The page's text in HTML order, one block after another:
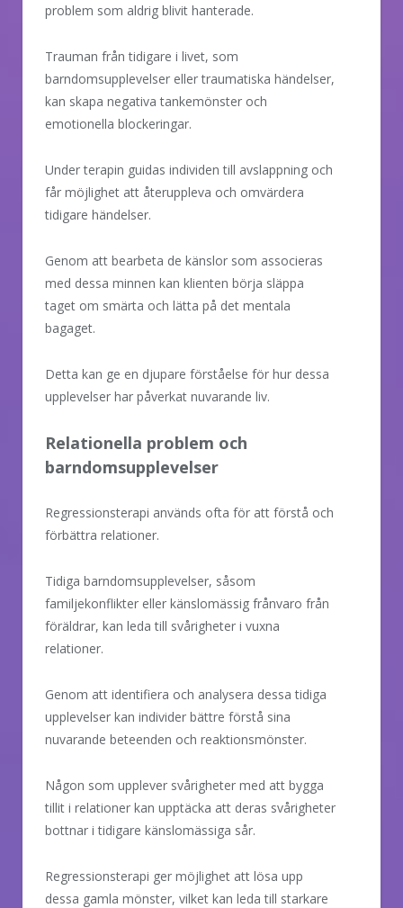
problem som aldrig blivit hanterade.
Trauman från tidigare i livet, som
barndomsupplevelser eller traumatiska händelser,
kan skapa negativa tankemönster och
emotionella blockeringar.
Under terapin guidas individen till avslappning och
får möjlighet att återuppleva och omvärdera
tidigare händelser.
Genom att bearbeta de känslor som associeras
med dessa minnen kan klienten börja släppa
taget om smärta och lätta på det mentala
bagaget.
Detta kan ge en djupare förståelse för hur dessa
upplevelser har påverkat nuvarande liv.
Relationella problem och
barndomsupplevelser
Regressionsterapi används ofta för att förstå och
förbättra relationer.
Tidiga barndomsupplevelser, såsom
familjekonflikter eller känslomässig frånvaro från
föräldrar, kan leda till svårigheter i vuxna
relationer.
Genom att identifiera och analysera dessa tidiga
upplevelser kan individer bättre förstå sina
nuvarande beteenden och reaktionsmönster.
Någon som upplever svårigheter med att bygga
tillit i relationer kan upptäcka att deras svårigheter
bottnar i tidigare känslomässiga sår.
Regressionsterapi ger möjlighet att lösa upp
dessa gamla mönster, vilket kan leda till starkare